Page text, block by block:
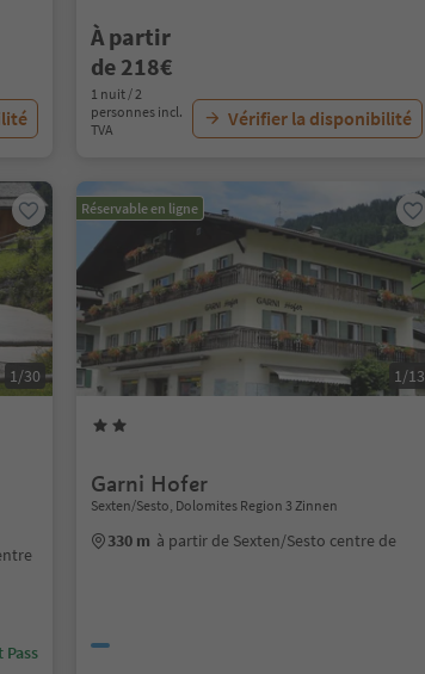
À partir
de 218€
1 nuit / 2
personnes incl.
TVA
Vérifier la disponibilité
1/30
Réservable en ligne
1/13
Garni Hofer
Sexten/Sesto, Dolomites Region 3 Zinnen
330 m à partir de Sexten/Sesto centre de